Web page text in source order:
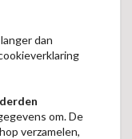
dan
om. De
verzamelen,